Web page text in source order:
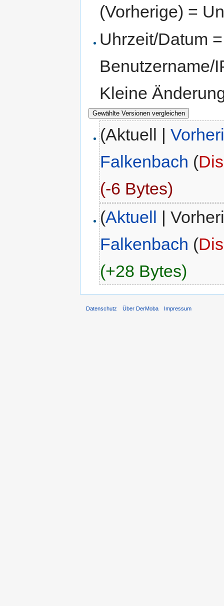
(Vorherige) =
Uhrzeit/Datum
Benutzername/
Kleine
(Aktuell |
Falkenbach (
(-6 Bytes)
(Aktuell |
Falkenbach (
(+28 Bytes)
Datenschutz Über DerMoba Impressum